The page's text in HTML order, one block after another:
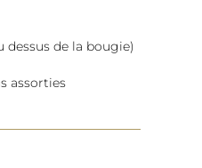
dessus de la bougie)
assorties